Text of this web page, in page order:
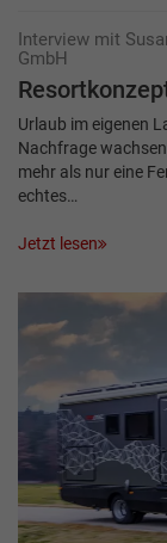
Interview mit
GmbH
Urlaub im eigenen
Nachfrage
mehr als nur eine
echtes…
Jetzt lesen